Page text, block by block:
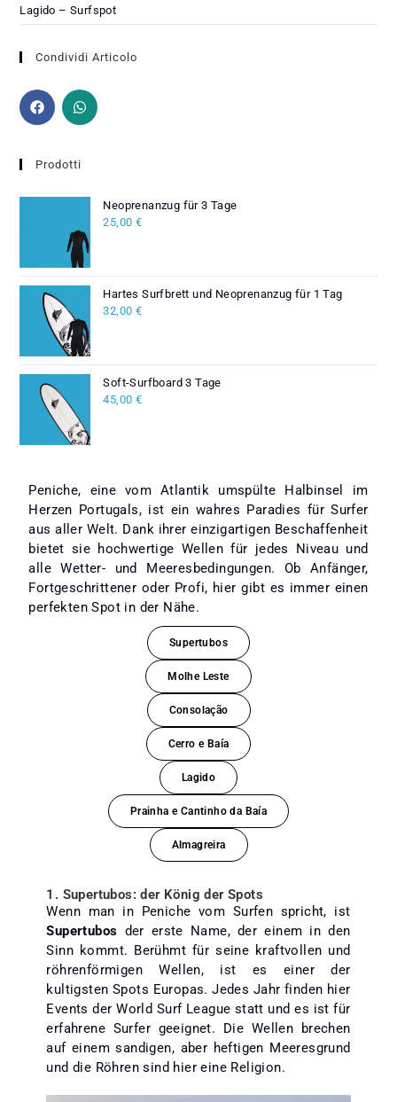
Peniche, eine vom Atlantik umspülte Halbinsel im
Herzen Portugals, ist ein wahres Paradies für Surfer
aus aller Welt. Dank ihrer einzigartigen Beschaffenheit
bietet sie hochwertige Wellen für jedes Niveau und
alle Wetter- und Meeresbedingungen. Ob Anfänger,
Fortgeschrittener oder Profi, hier gibt es immer einen
perfekten Spot in der Nähe.
Supertubos
Molhe Leste
Consolação
Cerro e Baía
Lagido
Prainha e Cantinho da Baía
Almagreira
1. Supertubos: der König der Spots
Wenn man in Peniche vom Surfen spricht, ist
Supertubos der erste Name, der einem in den
Sinn kommt. Berühmt für seine kraftvollen und
röhrenförmigen Wellen, ist es einer der
kultigsten Spots Europas. Jedes Jahr finden hier
Events der World Surf League statt und es ist für
erfahrene Surfer geeignet. Die Wellen brechen
auf einem sandigen, aber heftigen Meeresgrund
und die Röhren sind hier eine Religion.
Lagido – Surfspot
Condividi Articolo
Prodotti
Neoprenanzug für 3 Tage
25,00 €
Hartes Surfbrett und Neoprenanzug für 1 Tag
32,00 €
Soft-Surfboard 3 Tage
45,00 €